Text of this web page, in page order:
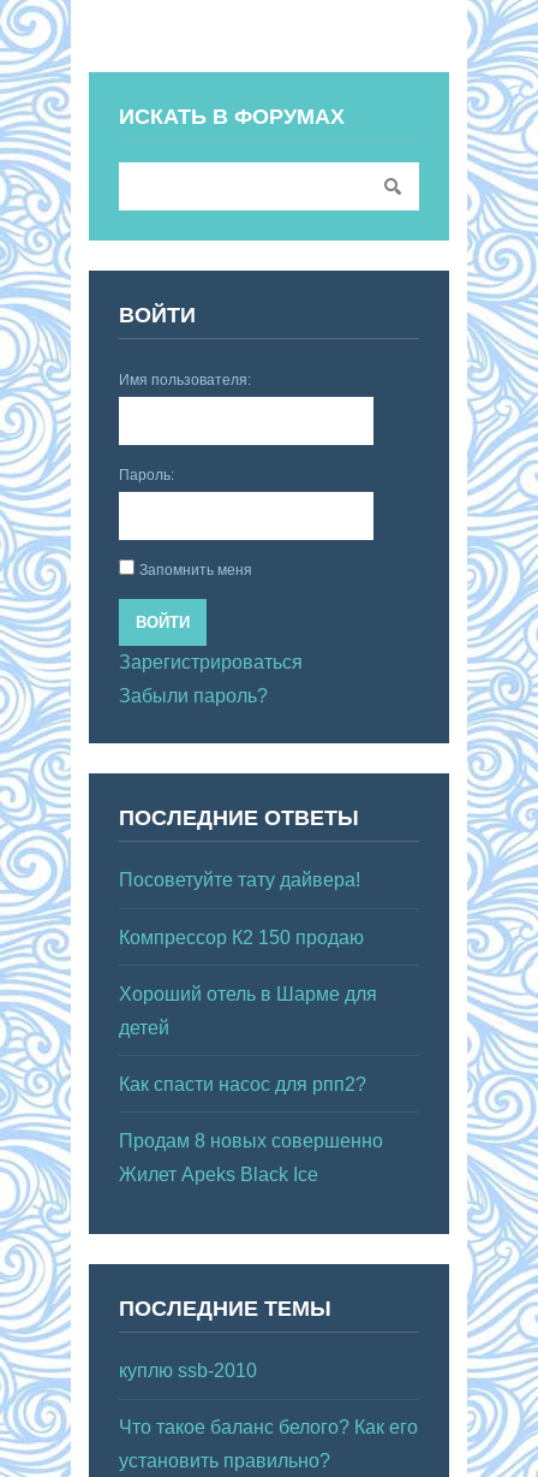
ИСКАТЬ В ФОРУМАХ
ВОЙТИ
Имя пользователя:
Пароль:
Запомнить меня
ВОЙТИ
Зарегистрироваться
Забыли пароль?
ПОСЛЕДНИЕ ОТВЕТЫ
Посоветуйте тату дайвера!
Компрессор К2 150 продаю
Хороший отель в Шарме для
детей
Как спасти насос для рпп2?
Продам 8 новых совершенно
Жилет Apeks Black Ice
ПОСЛЕДНИЕ ТЕМЫ
куплю ssb-2010
Что такое баланс белого? Как его
установить правильно?